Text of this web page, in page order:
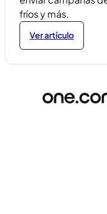
fríos y más.
Ver artículo